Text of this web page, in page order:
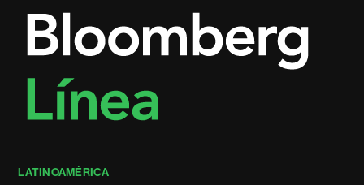
LATINOAMÉRICA